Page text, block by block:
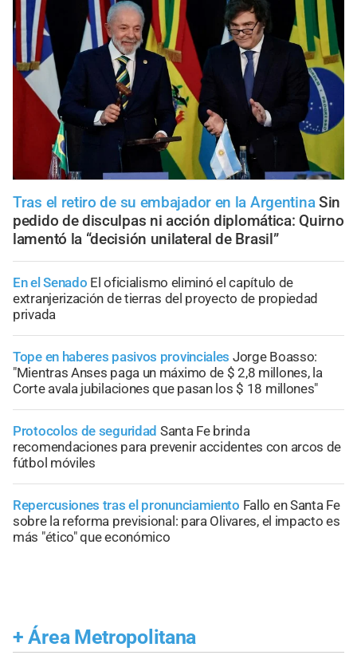
Tras el retiro de su embajador en la Argentina Sin
pedido de disculpas ni acción diplomática: Quirno
lamentó la “decisión unilateral de Brasil”
En el Senado El oficialismo eliminó el capítulo de
extranjerización de tierras del proyecto de propiedad
privada
Tope en haberes pasivos provinciales Jorge Boasso:
"Mientras Anses paga un máximo de $ 2,8 millones, la
Corte avala jubilaciones que pasan los $ 18 millones"
Protocolos de seguridad Santa Fe brinda
recomendaciones para prevenir accidentes con arcos de
fútbol móviles
Repercusiones tras el pronunciamiento Fallo en Santa Fe
sobre la reforma previsional: para Olivares, el impacto es
más "ético" que económico
+ Área Metropolitana